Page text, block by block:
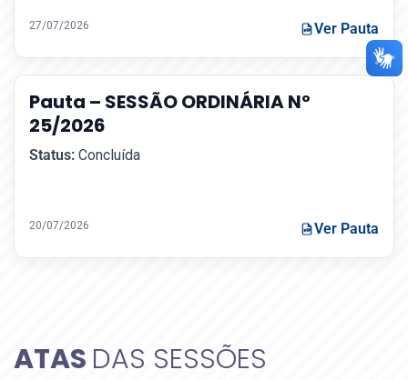
27/07/2026 Ver Pauta
Pauta – SESSÃO ORDINÁRIA Nº
25/2026
Status: Concluída
20/07/2026 Ver Pauta
ATAS DAS SESSÕES